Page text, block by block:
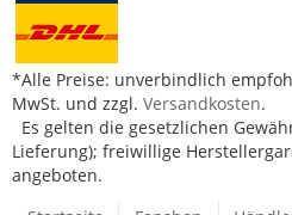
*Alle Preise: unverbindlich
MwSt. und zzgl. Versandkosten.
Es gelten die gesetzlichen
Lieferung); freiwillige
angeboten.